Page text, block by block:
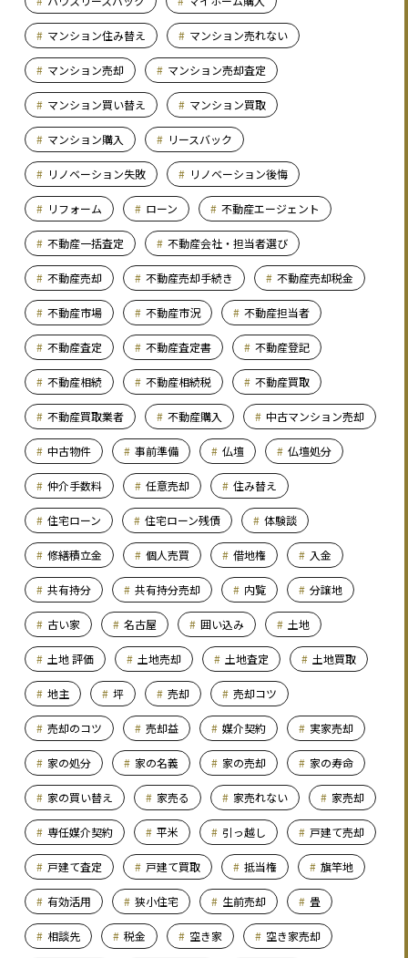
マンション住み替え マンション売れない
マンション売却 マンション売却査定
マンション買い替え マンション買取
マンション購入 リースバック
リノベーション失敗 リノベーション後悔
リフォーム ローン 不動産エージェント
不動産一括査定 不動産会社・担当者選び
不動産売却 不動産売却手続き 不動産売却税金
不動産市場 不動産市況 不動産担当者
不動産査定 不動産査定書 不動産登記
不動産相続 不動産相続税 不動産買取
不動産買取業者 不動産購入 中古マンション売却
中古物件 事前準備 仏壇 仏壇処分
仲介手数料 任意売却 住み替え
住宅ローン 住宅ローン残債 体験談
修繕積立金 個人売買 借地権 入金
共有持分 共有持分売却 内覧 分譲地
古い家 名古屋 囲い込み 土地
土地 評価 土地売却 土地査定 土地買取
地主 坪 売却 売却コツ
売却のコツ 売却益 媒介契約 実家売却
家の処分 家の名義 家の売却 家の寿命
家の買い替え 家売る 家売れない 家売却
専任媒介契約 平米 引っ越し 戸建て売却
戸建て査定 戸建て買取 抵当権 旗竿地
有効活用 狭小住宅 生前売却 畳
相談先 税金 空き家 空き家売却